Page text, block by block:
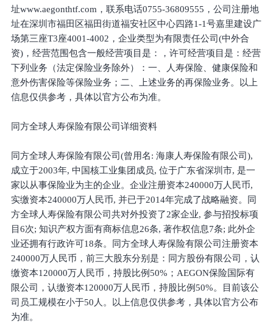
址www.aegonthtf.com，联系电话0755-36809555，公司注册地
址在深圳市福田区福田街道福安社区中心四路1-1号嘉里建设广
场第三座T3座4001-4002，企业类型为有限责任公司(中外合
资)，经营范围包含一般经营项目是：，许可经营项目是：经营
下列业务（法定保险业务除外）：一、人寿保险、健康保险和
意外伤害保险等保险业务；二、上述业务的再保险业务。以上
信息仅供参考，具体以官方公布为准。
同方全球人寿保险有限公司详细资料
同方全球人寿保险有限公司(曾用名: 海康人寿保险有限公司),
成立于2003年, 中国核工业集团成员, 位于广东省深圳市, 是一
家以从事保险业为主的企业。企业注册资本240000万人民币,
实缴资本240000万人民币, 并已于2014年完成了战略融资。同
方全球人寿保险有限公司共对外投资了2家企业, 参与招投标项
目6次; 知识产权方面有商标信息26条, 著作权信息7条; 此外企
业还拥有行政许可18条。同方全球人寿保险有限公司注册资本
240000万人民币，前三大股东分别是：同方股份有限公司，认
缴资本120000万人民币，持股比例50%；AEGON保险国际有
限公司，认缴资本120000万人民币，持股比例50%。目前该公
司员工规模在小于50人。以上信息仅供参考，具体以官方公布
为准。